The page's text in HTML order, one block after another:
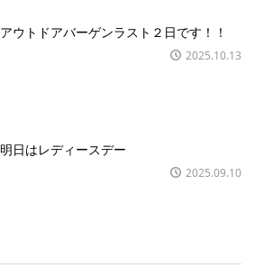
アウトドアバーゲンラスト２日です！！
2025.10.13
明日はレディースデー
2025.09.10